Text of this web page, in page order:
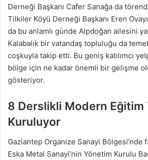
Derneği Başkanı Cafer Sanağa da
Tilkiler Köyü Derneği Başkanı Eren
da bu anlamlı günde Alpdoğan ailesini
Kalabalık bir vatandaş topluluğu da
coşkuyla takip etti. Bu geniş katılımcı
bölge için ne kadar önemli bir gelişme
gösteriyor.
8 Derslikli Modern Eğitim
Kuruluyor
Gaziantep Organize Sanayi Bölgesi’nde
Eska Metal Sanayi’nin Yönetim Kurulu